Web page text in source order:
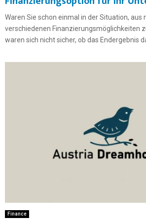
Waren Sie schon einmal in der Situation, aus
verschiedenen Finanzierungsmöglichkeiten
waren sich nicht sicher, ob das Endergebnis
Finance